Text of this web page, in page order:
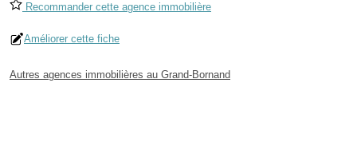
Recommander cette agence immobilière
Améliorer cette fiche
Autres agences immobilières au Grand-Bornand